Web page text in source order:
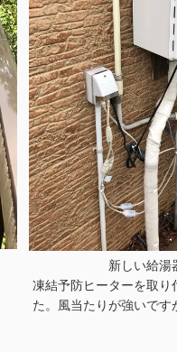
新しい給湯
凍結予防ヒーターを取り
た。風当たりが強いです